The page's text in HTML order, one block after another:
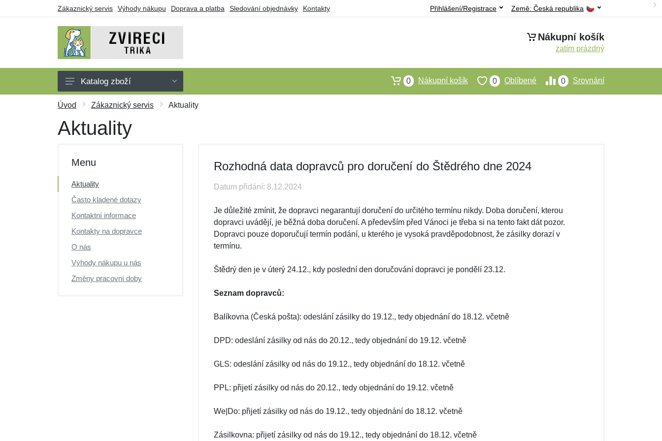
Zákaznický servis Výhody nákupu Doprava a platba Sledování objednávky Kontakty Země: Česká republika
Přihlášení/Registrace
Nákupní košík
zatím prázdný
Trička
Tílka
Katalog zboží 0 Srovnání
0 Oblíbené
0 Nákupní košík
Úvod Zákaznický servis Aktuality
Aktuality
Menu
Aktuality
Často kladené dotazy
Kontaktní informace
Kontakty na dopravce
O nás
Výhody nákupu u nás
Změny pracovní doby
Rozhodná data dopravců pro doručení do Štědrého dne 2024
Datum přidání: 8.12.2024
Je důležité zmínit, že dopravci negarantují doručení do určitého termínu nikdy. Doba doručení, kterou
dopravci uvádějí, je běžná doba doručení. A především před Vánoci je třeba si na tento fakt dát pozor.
Dopravci pouze doporučují termín podání, u kterého je vysoká pravděpodobnost, že zásilky dorazí v
termínu.
Štědrý den je v úterý 24.12., kdy poslední den doručování dopravci je pondělí 23.12.
Seznam dopravců:
Balíkovna (Česká pošta): odeslání zásilky do 19.12., tedy objednání do 18.12. včetně
DPD: odeslání zásilky od nás do 20.12., tedy objednání do 19.12. včetně
GLS: odeslání zásilky od nás do 19.12., tedy objednání do 18.12. včetně
PPL: přijetí zásilky od nás do 20.12., tedy objednání do 19.12. včetně
We|Do: přijetí zásilky od nás do 19.12., tedy objednání do 18.12. včetně
Zásilkovna: přijetí zásilky od nás do 19.12., tedy objednání do 18.12. včetně